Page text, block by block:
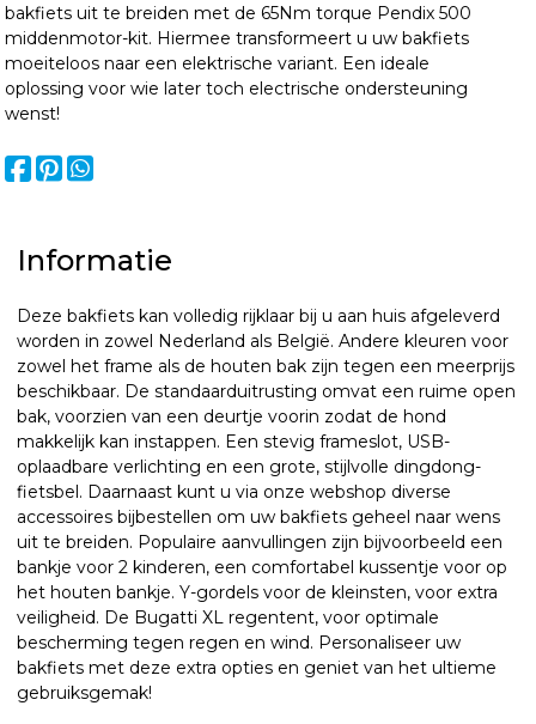
bakfiets uit te breiden met de 65Nm torque Pendix 500
middenmotor-kit. Hiermee transformeert u uw bakfiets
moeiteloos naar een elektrische variant. Een ideale
oplossing voor wie later toch electrische ondersteuning
wenst!
Informatie
Deze bakfiets kan volledig rijklaar bij u aan huis afgeleverd
worden in zowel Nederland als België. Andere kleuren voor
zowel het frame als de houten bak zijn tegen een meerprijs
beschikbaar. De standaarduitrusting omvat een ruime open
bak, voorzien van een deurtje voorin zodat de hond
makkelijk kan instappen. Een stevig frameslot, USB-
oplaadbare verlichting en een grote, stijlvolle dingdong-
fietsbel. Daarnaast kunt u via onze webshop diverse
accessoires bijbestellen om uw bakfiets geheel naar wens
uit te breiden. Populaire aanvullingen zijn bijvoorbeeld een
bankje voor 2 kinderen, een comfortabel kussentje voor op
het houten bankje. Y-gordels voor de kleinsten, voor extra
veiligheid. De Bugatti XL regentent, voor optimale
bescherming tegen regen en wind. Personaliseer uw
bakfiets met deze extra opties en geniet van het ultieme
gebruiksgemak!